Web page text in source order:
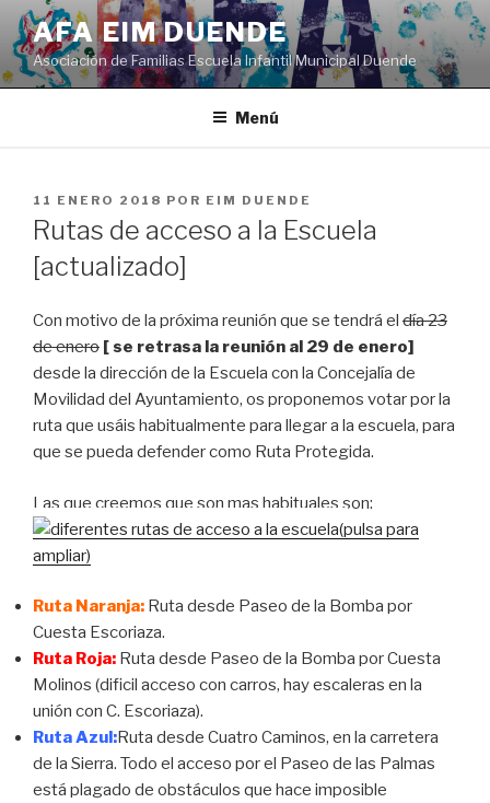
Saltar
contenido
AFA EIM DUENDE
Asociación de Familias Escuela Infantil Municipal Duende
Menú
PUBLICADO
EL
11 ENERO 2018 POR EIM DUENDE
Rutas de acceso a la Escuela
[actualizado]
Con motivo de la próxima reunión que se tendrá el día 23
de enero [ se retrasa la reunión al 29 de enero]
desde la dirección de la Escuela con la Concejalía de
Movilidad del Ayuntamiento, os proponemos votar por la
ruta que usáis habitualmente para llegar a la escuela, para
que se pueda defender como Ruta Protegida.
Las que creemos que son mas habituales son:
(pulsa para
ampliar)
Ruta Naranja: Ruta desde Paseo de la Bomba por
Cuesta Escoriaza.
Ruta Roja: Ruta desde Paseo de la Bomba por Cuesta
Molinos (dificil acceso con carros, hay escaleras en la
unión con C. Escoriaza).
Ruta Azul:Ruta desde Cuatro Caminos, en la carretera
de la Sierra. Todo el acceso por el Paseo de las Palmas
está plagado de obstáculos que hace imposible